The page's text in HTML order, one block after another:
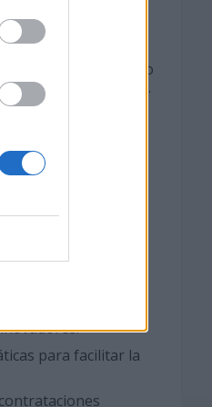
como «un
Estos
sociedad y el ámbito
innovadores.
de los
armas para
privilegiados
para impulsar y
las universidades
para facilitar la